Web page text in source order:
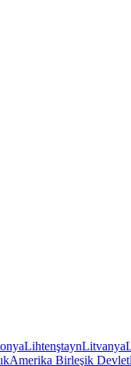
LihtenştaynLitvanya
Amerika Birleşik